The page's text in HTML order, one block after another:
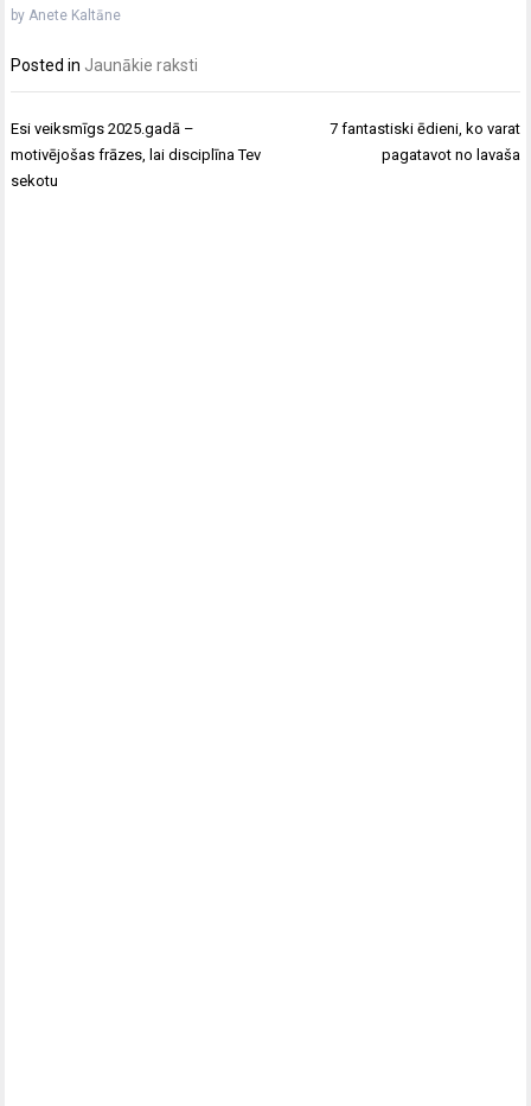
by Anete Kaltāne
Posted in Jaunākie raksti
Post
navigation
Esi veiksmīgs 2025.gadā –
motivējošas frāzes, lai disciplīna Tev
sekotu
7 fantastiski ēdieni, ko varat
pagatavot no lavaša